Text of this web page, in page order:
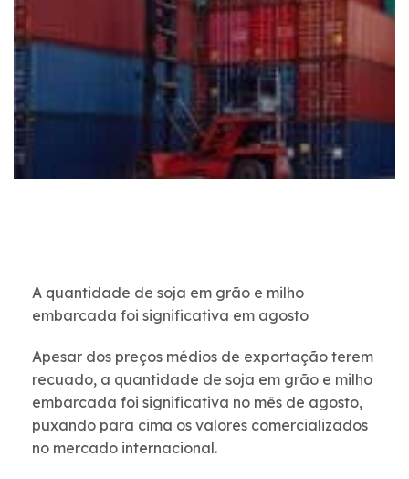
A quantidade de soja em grão e milho
embarcada foi significativa em agosto
Apesar dos preços médios de exportação terem
recuado, a quantidade de soja em grão e milho
embarcada foi significativa no mês de agosto,
puxando para cima os valores comercializados
no mercado internacional.